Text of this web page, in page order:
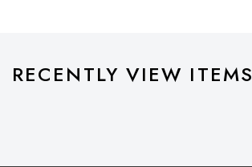
RECENTLY VIEW ITEMS